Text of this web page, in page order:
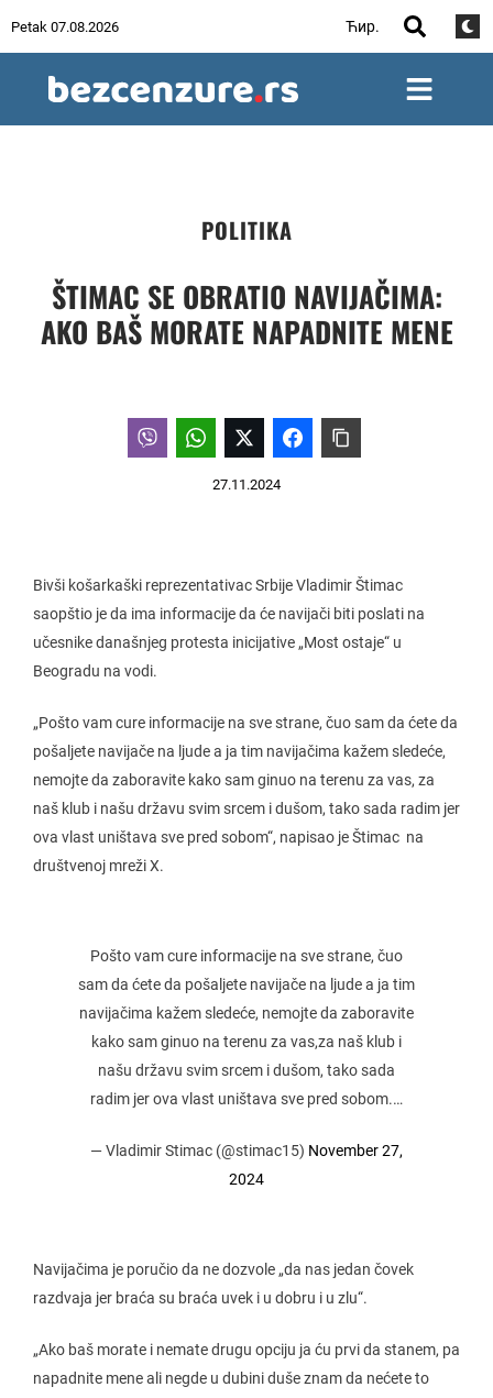
Petak 07.08.2026 Ћир.
POLITIKA
ŠTIMAC SE OBRATIO NAVIJAČIMA:
AKO BAŠ MORATE NAPADNITE MENE
27.11.2024
Bivši košarkaški reprezentativac Srbije Vladimir Štimac
saopštio je da ima informacije da će navijači biti poslati na
učesnike današnjeg protesta inicijative „Most ostaje“ u
Beogradu na vodi.
„Pošto vam cure informacije na sve strane, čuo sam da ćete da
pošaljete navijače na ljude a ja tim navijačima kažem sledeće,
nemojte da zaboravite kako sam ginuo na terenu za vas, za
naš klub i našu državu svim srcem i dušom, tako sada radim jer
ova vlast uništava sve pred sobom“, napisao je Štimac na
društvenoj mreži X.
Pošto vam cure informacije na sve strane, čuo
sam da ćete da pošaljete navijače na ljude a ja tim
navijačima kažem sledeće, nemojte da zaboravite
kako sam ginuo na terenu za vas,za naš klub i
našu državu svim srcem i dušom, tako sada
radim jer ova vlast uništava sve pred sobom.…
— Vladimir Stimac (@stimac15) November 27,
2024
Navijačima je poručio da ne dozvole „da nas jedan čovek
razdvaja jer braća su braća uvek i u dobru i u zlu“.
„Ako baš morate i nemate drugu opciju ja ću prvi da stanem, pa
napadnite mene ali negde u dubini duše znam da nećete to